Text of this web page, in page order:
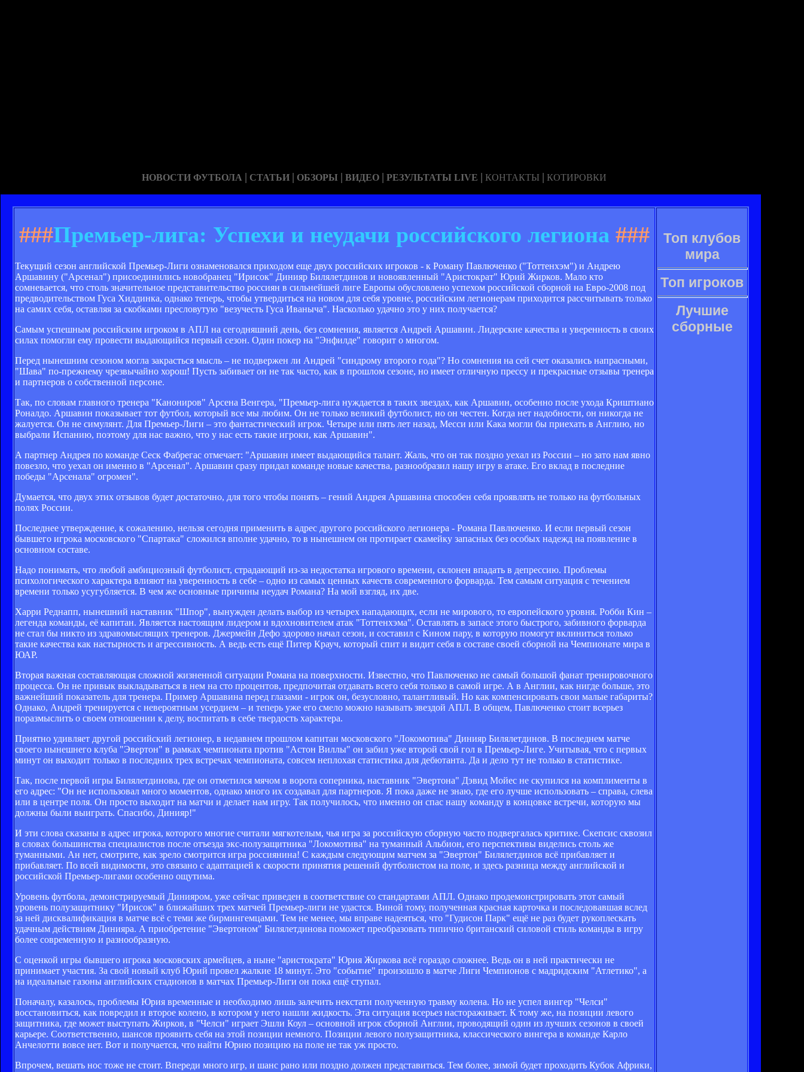
НОВОСТИ ФУТБОЛА | СТАТЬИ | ОБЗОРЫ | ВИДЕО | РЕЗУЛЬТАТЫ LIVE | КОНТАКТЫ | КОТИРОВКИ
###Премьер-лига: Успехи и неудачи российского легиона ###
Текущий сезон английской Премьер-Лиги ознаменовался приходом еще двух российских игроков - к Роману Павлюченко ("Тоттенхэм") и Андрею
Аршавину ("Арсенал") присоединились новобранец "Ирисок" Динияр Билялетдинов и новоявленный "Аристократ" Юрий Жирков. Мало кто
сомневается, что столь значительное представительство россиян в сильнейшей лиге Европы обусловлено успехом российской сборной на Евро-2008 под
предводительством Гуса Хиддинка, однако теперь, чтобы утвердиться на новом для себя уровне, российским легионерам приходится рассчитывать только
на самих себя, оставляя за скобками пресловутую "везучесть Гуса Иваныча". Насколько удачно это у них получается?
Самым успешным российским игроком в АПЛ на сегодняшний день, без сомнения, является Андрей Аршавин. Лидерские качества и уверенность в своих
силах помогли ему провести выдающийся первый сезон. Один покер на "Энфилде" говорит о многом.
Перед нынешним сезоном могла закрасться мысль – не подвержен ли Андрей "синдрому второго года"? Но сомнения на сей счет оказались напрасными,
"Шава" по-прежнему чрезвычайно хорош! Пусть забивает он не так часто, как в прошлом сезоне, но имеет отличную прессу и прекрасные отзывы тренера
и партнеров о собственной персоне.
Так, по словам главного тренера "Канониров" Арсена Венгера, "Премьер-лига нуждается в таких звездах, как Аршавин, особенно после ухода Криштиано
Роналдо. Аршавин показывает тот футбол, который все мы любим. Он не только великий футболист, но он честен. Когда нет надобности, он никогда не
жалуется. Он не симулянт. Для Премьер-Лиги – это фантастический игрок. Четыре или пять лет назад, Месси или Кака могли бы приехать в Англию, но
выбрали Испанию, поэтому для нас важно, что у нас есть такие игроки, как Аршавин".
А партнер Андрея по команде Сеск Фабрегас отмечает: "Аршавин имеет выдающийся талант. Жаль, что он так поздно уехал из России – но зато нам явно
повезло, что уехал он именно в "Арсенал". Аршавин сразу придал команде новые качества, разнообразил нашу игру в атаке. Его вклад в последние
победы "Арсенала" огромен".
Думается, что двух этих отзывов будет достаточно, для того чтобы понять – гений Андрея Аршавина способен себя проявлять не только на футбольных
полях России.
Последнее утверждение, к сожалению, нельзя сегодня применить в адрес другого российского легионера - Романа Павлюченко. И если первый сезон
бывшего игрока московского "Спартака" сложился вполне удачно, то в нынешнем он протирает скамейку запасных без особых надежд на появление в
основном составе.
Надо понимать, что любой амбициозный футболист, страдающий из-за недостатка игрового времени, склонен впадать в депрессию. Проблемы
психологического характера влияют на уверенность в себе – одно из самых ценных качеств современного форварда. Тем самым ситуация с течением
времени только усугубляется. В чем же основные причины неудач Романа? На мой взгляд, их две.
Харри Реднапп, нынешний наставник "Шпор", вынужден делать выбор из четырех нападающих, если не мирового, то европейского уровня. Робби Кин –
легенда команды, её капитан. Является настоящим лидером и вдохновителем атак "Тоттенхэма". Оставлять в запасе этого быстрого, забивного форварда
не стал бы никто из здравомыслящих тренеров. Джермейн Дефо здорово начал сезон, и составил с Кином пару, в которую помогут вклиниться только
такие качества как настырность и агрессивность. А ведь есть ещё Питер Крауч, который спит и видит себя в составе своей сборной на Чемпионате мира в
ЮАР.
Вторая важная составляющая сложной жизненной ситуации Романа на поверхности. Известно, что Павлюченко не самый большой фанат тренировочного
процесса. Он не привык выкладываться в нем на сто процентов, предпочитая отдавать всего себя только в самой игре. А в Англии, как нигде больше, это
важнейший показатель для тренера. Пример Аршавина перед глазами - игрок он, безусловно, талантливый. Но как компенсировать свои малые габариты?
Однако, Андрей тренируется с невероятным усердием – и теперь уже его смело можно называть звездой АПЛ. В общем, Павлюченко стоит всерьез
поразмыслить о своем отношении к делу, воспитать в себе твердость характера.
Приятно удивляет другой российский легионер, в недавнем прошлом капитан московского "Локомотива" Динияр Билялетдинов. В последнем матче
своего нынешнего клуба "Эвертон" в рамках чемпионата против "Астон Виллы" он забил уже второй свой гол в Премьер-Лиге. Учитывая, что с первых
минут он выходит только в последних трех встречах чемпионата, совсем неплохая статистика для дебютанта. Да и дело тут не только в статистике.
Так, после первой игры Билялетдинова, где он отметился мячом в ворота соперника, наставник "Эвертона" Дэвид Мойес не скупился на комплименты в
его адрес: "Он не использовал много моментов, однако много их создавал для партнеров. Я пока даже не знаю, где его лучше использовать – справа, слева
или в центре поля. Он просто выходит на матчи и делает нам игру. Так получилось, что именно он спас нашу команду в концовке встречи, которую мы
должны были выиграть. Спасибо, Динияр!"
И эти слова сказаны в адрес игрока, которого многие считали мягкотелым, чья игра за российскую сборную часто подвергалась критике. Скепсис сквозил
в словах большинства специалистов после отъезда экс-полузащитника "Локомотива" на туманный Альбион, его перспективы виделись столь же
туманными. Ан нет, смотрите, как зрело смотрится игра россиянина! С каждым следующим матчем за "Эвертон" Билялетдинов всё прибавляет и
прибавляет. По всей видимости, это связано с адаптацией к скорости принятия решений футболистом на поле, и здесь разница между английской и
российской Премьер-лигами особенно ощутима.
Уровень футбола, демонстрируемый Динияром, уже сейчас приведен в соответствие со стандартами АПЛ. Однако продемонстрировать этот самый
уровень полузащитнику "Ирисок" в ближайших трех матчей Премьер-лиги не удастся. Виной тому, полученная красная карточка и последовавшая вслед
за ней дисквалификация в матче всё с теми же бирмингемцами. Тем не менее, мы вправе надеяться, что "Гудисон Парк" ещё не раз будет рукоплескать
удачным действиям Динияра. А приобретение "Эвертоном" Билялетдинова поможет преобразовать типично британский силовой стиль команды в игру
более современную и разнообразную.
С оценкой игры бывшего игрока московских армейцев, а ныне "аристократа" Юрия Жиркова всё гораздо сложнее. Ведь он в ней практически не
принимает участия. За свой новый клуб Юрий провел жалкие 18 минут. Это "событие" произошло в матче Лиги Чемпионов с мадридским "Атлетико", а
на идеальные газоны английских стадионов в матчах Премьер-Лиги он пока ещё ступал.
Поначалу, казалось, проблемы Юрия временные и необходимо лишь залечить некстати полученную травму колена. Но не успел вингер "Челси"
восстановиться, как повредил и второе колено, в котором у него нашли жидкость. Эта ситуация всерьез настораживает. К тому же, на позиции левого
защитника, где может выступать Жирков, в "Челси" играет Эшли Коул – основной игрок сборной Англии, проводящий один из лучших сезонов в своей
карьере. Соответственно, шансов проявить себя на этой позиции немного. Позиции левого полузащитника, классического вингера в команде Карло
Анчелотти вовсе нет. Вот и получается, что найти Юрию позицию на поле не так уж просто.
Впрочем, вешать нос тоже не стоит. Впереди много игр, и шанс рано или поздно должен представиться. Тем более, зимой будет проходить Кубок Африки,
Топ клубов
мира
Топ игроков
Лучшие
сборные